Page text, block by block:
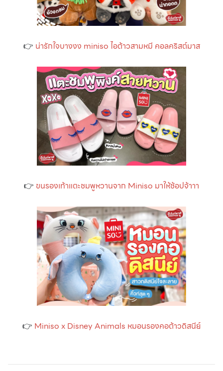
👉 น่ารักใจบางงง miniso ไอต้าวสามหมี คอลคริสต์มาส
👉 ขนรองเท้าแตะชมพูหวานจาก Miniso มาให้ช้อปจ้าาา
👉 Miniso x Disney Animals หมอนรองคอต้าวดิสนีย์